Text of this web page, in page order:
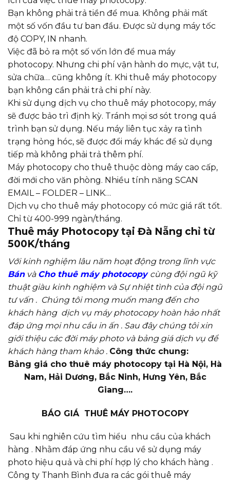
Bạn không phải trả tiền để mua. Không phải mất
một số vốn đầu tư ban đầu. Được sử dụng máy tốc
độ COPY, IN nhanh.
Việc đã bỏ ra một số vốn lớn để mua máy
photocopy. Nhưng chi phí vận hành do mực, vật tư,
sửa chữa… cũng không ít. Khi thuê máy photocopy
bạn không cần phải trả chi phí này.
Khi sử dụng dịch vụ cho thuê máy photocopy, máy
sẽ được bảo trì định kỳ. Tránh mọi sơ sót trong quá
trình bạn sử dụng. Nếu máy liên tục xảy ra tình
trạng hỏng hóc, sẽ được đổi máy khác để sử dụng
tiếp mà không phải trả thêm phí.
Máy photocopy cho thuê thuộc dòng máy cao cấp,
đời mới cho văn phòng. Nhiều tính năng SCAN
EMAIL – FOLDER – LINK…
Dịch vụ cho thuê máy photocopy có mức giá rất tốt.
Chỉ từ 400-999 ngàn/tháng.
Thuê máy Photocopy tại Đà Nẵng chỉ từ
500K/tháng
Với kinh nghiệm lâu năm hoạt động trong lĩnh vực
Bánvà Cho thuê máy photocopy cùng đội ngũ kỹ
thuật giàu kinh nghiệm và Sự nhiệt tình của đội ngũ
tư vấn . Chúng tôi mong muốn mang đến cho
khách hàng dịch vụ máy photocopy hoàn hảo nhất
đáp ứng mọi nhu cầu in ấn . Sau đây chúng tôi xin
giới thiệu các đời máy photo và bảng giá dịch vụ để
khách hàng tham khảo . Công thức chung:
Bảng giá cho thuê máy photocopy tại Hà Nội, Hà
Nam, Hải Dương, Bắc Ninh, Hưng Yên, Bắc
Giang….
BÁO GIÁ THUÊ MÁY PHOTOCOPY
Sau khi nghiên cứu tìm hiểu nhu cầu của khách
hàng . Nhằm đáp ứng nhu cầu về sử dụng máy
photo hiệu quả và chi phí hợp lý cho khách hàng .
Công ty Thanh Bình đưa ra các gói thuê máy